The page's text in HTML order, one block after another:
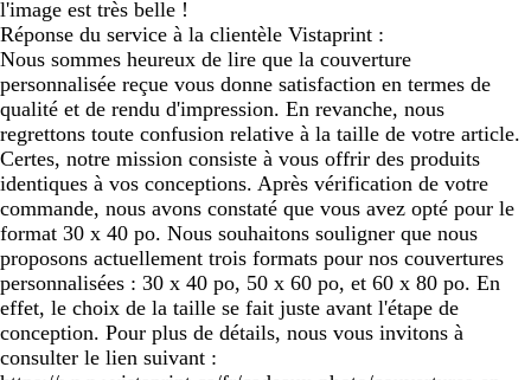
l'image est très belle !
Réponse du service à la clientèle Vistaprint :
Nous sommes heureux de lire que la couverture
personnalisée reçue vous donne satisfaction en termes de
qualité et de rendu d'impression. En revanche, nous
regrettons toute confusion relative à la taille de votre article.
Certes, notre mission consiste à vous offrir des produits
identiques à vos conceptions. Après vérification de votre
commande, nous avons constaté que vous avez opté pour le
format 30 x 40 po. Nous souhaitons souligner que nous
proposons actuellement trois formats pour nos couvertures
personnalisées : 30 x 40 po, 50 x 60 po, et 60 x 80 po. En
effet, le choix de la taille se fait juste avant l'étape de
conception. Pour plus de détails, nous vous invitons à
consulter le lien suivant :